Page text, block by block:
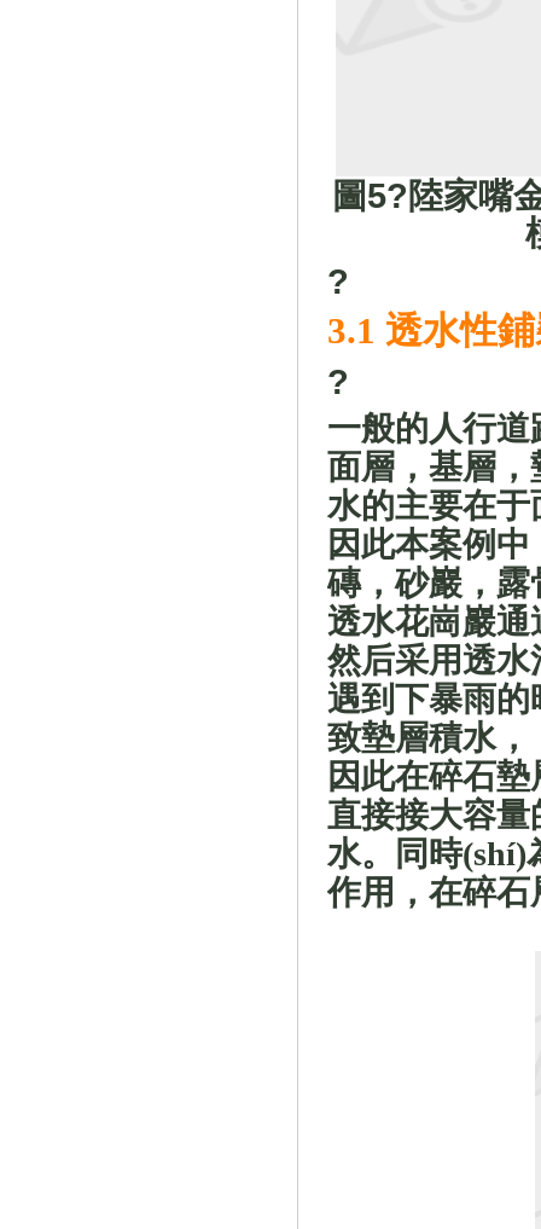
圖5?陸家嘴
?
3.1 透水性
?
一般的人行
面層，基層
水的主要在于
因此本案例
磚，砂巖
透水花崗巖通
然后采用透水
遇到下暴雨的
致墊層積水，
因此在碎石墊
直接接大容量
水。
同時
作用，在碎